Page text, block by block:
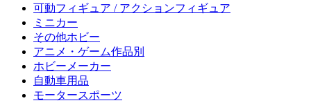
可動フィギュア / アクションフィギュア
ミニカー
その他ホビー
アニメ・ゲーム作品別
ホビーメーカー
自動車用品
モータースポーツ